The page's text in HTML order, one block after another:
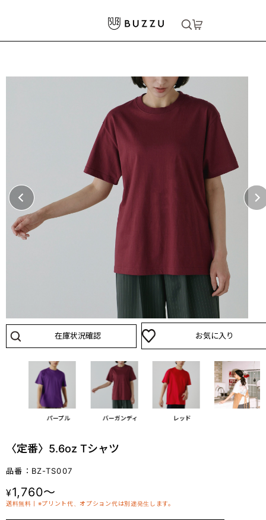
〈定番〉5.6oz Tシャツ
在庫状況確認 お気に入り
パープル バーガンディ レッド
〈定番〉5.6oz Tシャツ
品番：BZ-TS007
¥1,760～
送料無料丨※プリント代、オプション代は別途発生します。